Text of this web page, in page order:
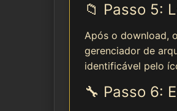
📁 Passo 5:
Após o download,
gerenciador de
identificável pelo
🔧 Passo 6: